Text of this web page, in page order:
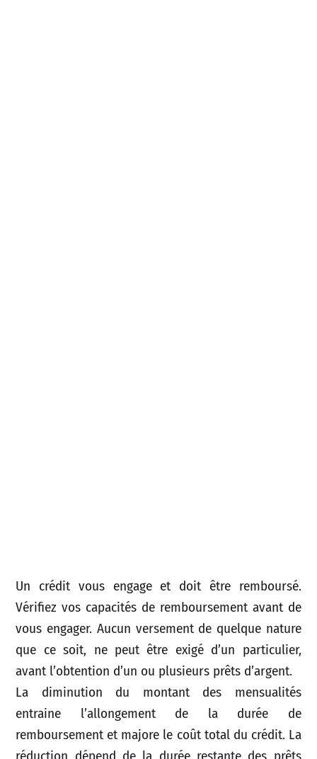
Un crédit vous engage et doit être remboursé.
Vérifiez vos capacités de remboursement avant de
vous engager. Aucun versement de quelque nature
que ce soit, ne peut être exigé d’un particulier,
avant l’obtention d’un ou plusieurs prêts d’argent.
La diminution du montant des mensualités
entraine l’allongement de la durée de
remboursement et majore le coût total du crédit. La